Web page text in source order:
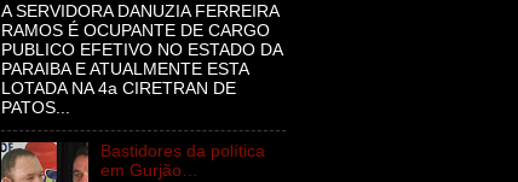
A SERVIDORA DANUZIA FERREIRA
RAMOS É OCUPANTE DE CARGO
PUBLICO EFETIVO NO ESTADO DA
PARAIBA E ATUALMENTE ESTA
LOTADA NA 4a CIRETRAN DE
PATOS...
Bastidores da política
em Gurjão…